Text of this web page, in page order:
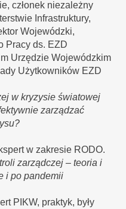
członek niezależny
Infrastruktury,
Wojewódzki,
Pracy ds. EZD
Urzędzie Wojewódzkim
Użytkowników EZD
w kryzysie światowej
zarządzać
w zakresie RODO.
zarządczej – teoria i
i po pandemii
PIKW, praktyk, były